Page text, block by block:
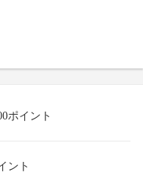
ポイント
ント